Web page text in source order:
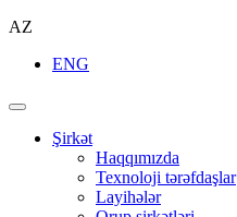
AZ
ENG
Şirkət
Haqqımızda
Texnoloji tərəfdaşlar
Layihələr